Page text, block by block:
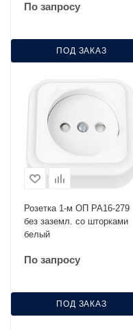
По запросу
ПОД ЗАКАЗ
Розетка 1-м ОП РА16-279
без заземл. со шторками
белый
По запросу
ПОД ЗАКАЗ